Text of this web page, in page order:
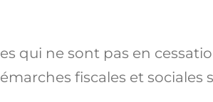
qui ne sont pas en
fiscales et sociales